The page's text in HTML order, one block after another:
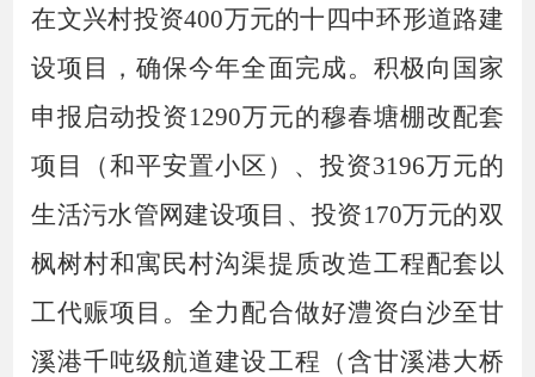
在文兴村投资400万元的十四中环形道路建
设项目，确保今年全面完成。 积极向国家
申报启动投资1290万元的穆春塘棚改配套
项目（和平安置小区）、投资3196万元的
生活污水管网建设项目 、投资170万元的双
枫树村和寓民村沟渠提质改造工程配套以
工代赈项目。全力配合做好澧资白沙至甘
溪港千吨级航道建设工程（含甘溪港大桥